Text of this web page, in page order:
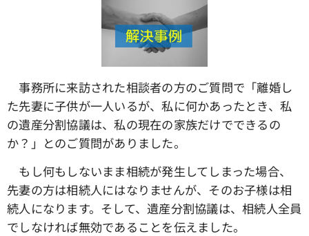
事務所に来訪された相談者の方のご質問で「離婚し
た先妻に子供が一人いるが、私に何かあったとき、私
の遺産分割協議は、私の現在の家族だけでできるの
か？」とのご質問がありました。
もし何もしないまま相続が発生してしまった場合、
先妻の方は相続人にはなりませんが、そのお子様は相
続人になります。そして、遺産分割協議は、相続人全員
でしなければ無効であることを伝えました。